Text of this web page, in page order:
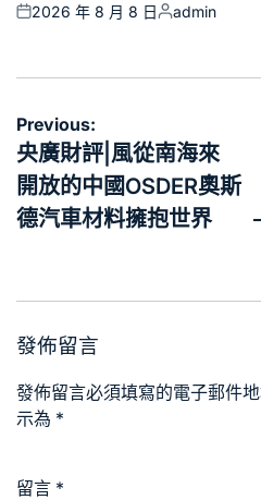
Posted
2026 年 8 月 8 日
Posted
admin
文
章
導
覽
Previous:
央廣財評|風從南海來
開放的中國OSDER奧斯
德汽車材料擁抱世界
發佈留言
發佈留言必須填寫的電子郵件
示為 *
留言 *